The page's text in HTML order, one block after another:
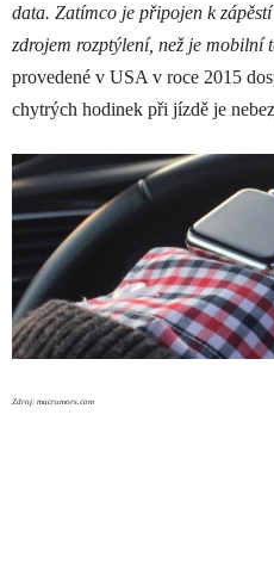
data. Zatímco je připojen k
zdrojem rozptýlení, než je mobilní
provedené v USA v roce 2015
chytrých hodinek při jízdě je
Zdroj: macrumors.com